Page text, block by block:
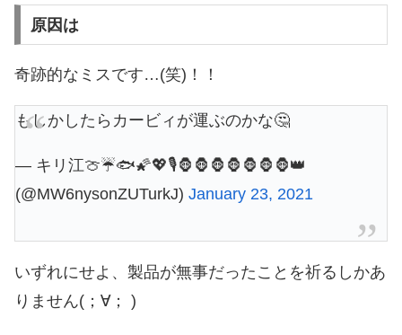
原因は
奇跡的なミスです…(笑)！！
もしかしたらカービィが運ぶのかな🤔
— キリ江🍈☔🐟🌠💖🎙🦍🦍🦍🦍🦍🦍🦍👑
(@MW6nysonZUTurkJ) January 23, 2021
いずれにせよ、製品が無事だったことを祈るしかあ
りません(；∀； )